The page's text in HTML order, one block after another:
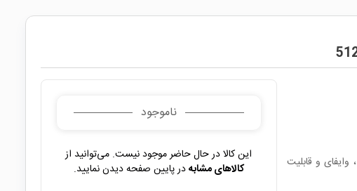
برد چهار هسته ای با پردازش 64 بیتی دارای RAM 512MB ، وایفای و قابلیت
ناموجود
این کالا در حال حاضر موجود نیست. می‌توانید از
کالاهای مشابهدر پایین صفحه دیدن نمایید.